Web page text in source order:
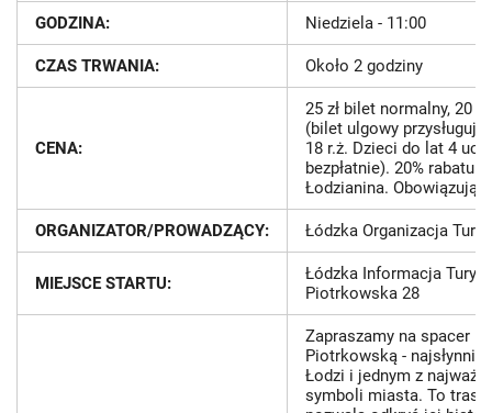
GODZINA: Niedziela - 11:00
CZAS TRWANIA: Około 2 godziny
CENA:
25 zł bilet normalny, 20
(bilet ulgowy
18 r.ż. Dzieci do lat 4
bezpłatnie). 20% rabatu
Łodzianina. Obowiązują
ORGANIZATOR/PROWADZĄCY: Łódzka Organizacja
MIEJSCE STARTU:
Łódzka Informacja
Piotrkowska 28
Zapraszamy na spacer
Piotrkowską -
Łodzi i jednym z
symboli miasta. To